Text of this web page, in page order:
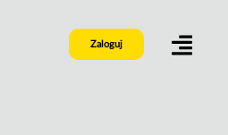
Zaloguj